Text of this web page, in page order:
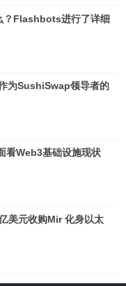
？Flashbots进行了详细
为SushiSwap领导者的
看Web3基础设施现状
美元收购Mir 化身以太